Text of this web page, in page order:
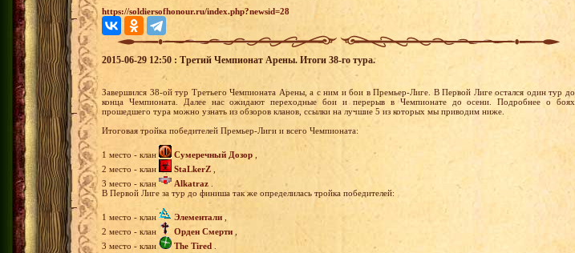
https://soldiersofhonour.ru/index.php?newsid=28
2015-06-29 12:50 : Третий Чемпионат Арены. Итоги 38-го тура.
Завершился 38-ой тур Третьего Чемпионата Арены, а с ним и бои в Премьер-Лиге. В Первой Лиге остался один тур до
конца Чемпионата. Далее нас ожидают переходные бои и перерыв в Чемпионате до осени. Подробнее о боях
прошедшего тура можно узнать из обзоров кланов, ссылки на лучшие 5 из которых мы приводим ниже.
Итоговая тройка победителей Премьер-Лиги и всего Чемпионата:
1 место - клан Сумеречный Дозор
2 место - клан
StaLkerZ
3 место - клан
Alkatraz
В Первой Лиге за тур до финиша так же определилась тройка победителей:
1 место - клан Элементали
2 место - клан
Орден Смерти
3 место - клан
The Tired